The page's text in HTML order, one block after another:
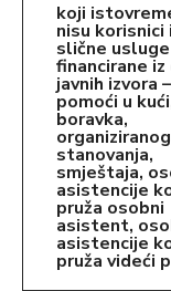
koji
nisu
slične usluge
financirane iz
javnih izvora
pomoći u
boravka,
organiziranog
stanovanja,
smještaja,
asistencije
pruža osobni
asistent,
asistencije
pruža videći